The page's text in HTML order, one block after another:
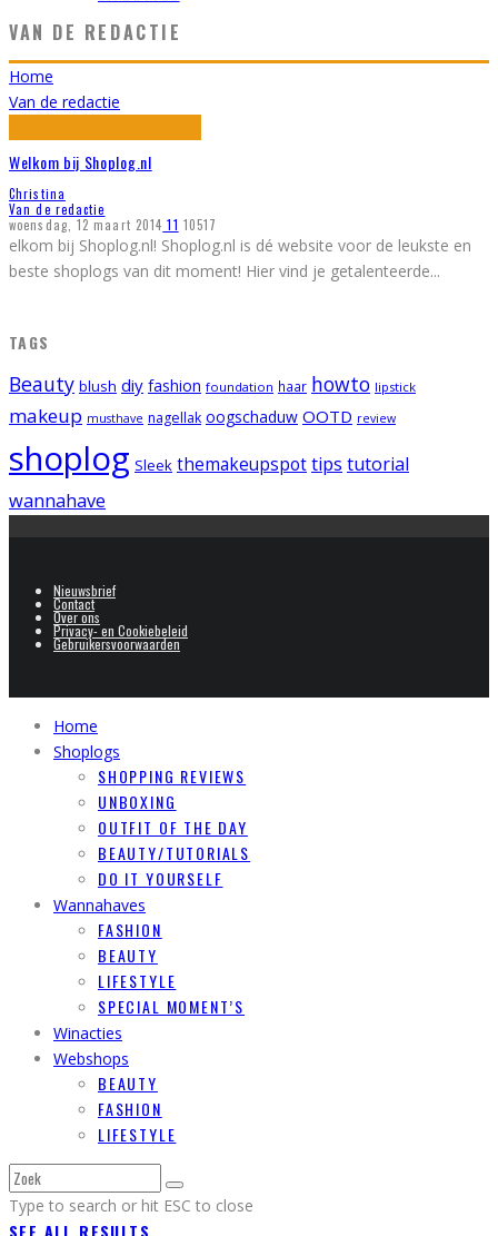
VAN DE REDACTIE
Home
Van de redactie
Welkom bij Shoplog.nl
Christina
Van de redactie
woensdag, 12 maart 2014 11 10517
elkom bij Shoplog.nl! Shoplog.nl is dé website voor de leukste en
beste shoplogs van dit moment! Hier vind je getalenteerde...
TAGS
Beauty blush diy fashion foundation haar howto lipstick
makeup musthave nagellak oogschaduw OOTD review
shoplog Sleek themakeupspottips tutorial
wannahave
Nieuwsbrief
Contact
Over ons
Privacy- en Cookiebeleid
Gebruikersvoorwaarden
Home
Shoplogs
SHOPPING REVIEWS
UNBOXING
OUTFIT OF THE DAY
BEAUTY/TUTORIALS
DO IT YOURSELF
Wannahaves
FASHION
BEAUTY
LIFESTYLE
SPECIAL MOMENT’S
Winacties
Webshops
BEAUTY
FASHION
LIFESTYLE
Type to search or hit ESC to close
SEE ALL RESULTS